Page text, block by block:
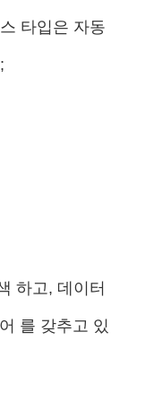
타입은 자동
하고, 데이터
를 갖추고 있